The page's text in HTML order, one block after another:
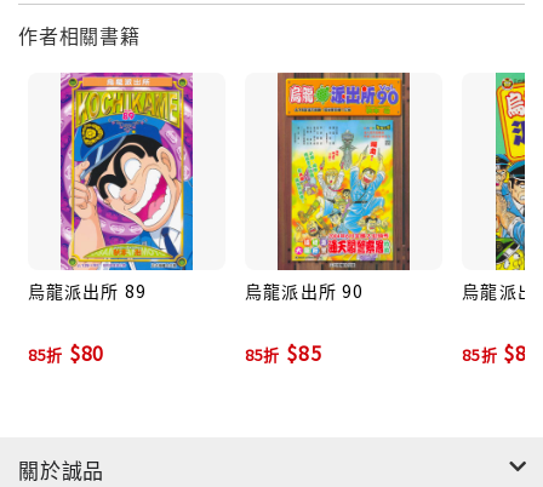
作者相關書籍
烏龍派出所 89
85折 $80
烏龍派出所 90
85折 $85
烏龍派出
85折 $85
關於誠品